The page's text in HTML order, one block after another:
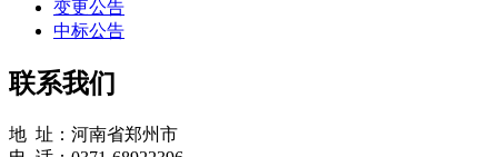
变更公告
中标公告
联系我们
地 址：河南省郑州市